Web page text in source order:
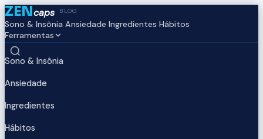
ZENcaps BLOG
Sono & Insônia Ansiedade Ingredientes Hábitos
Ferramentas
Sono & Insônia
Ansiedade
Ingredientes
Hábitos